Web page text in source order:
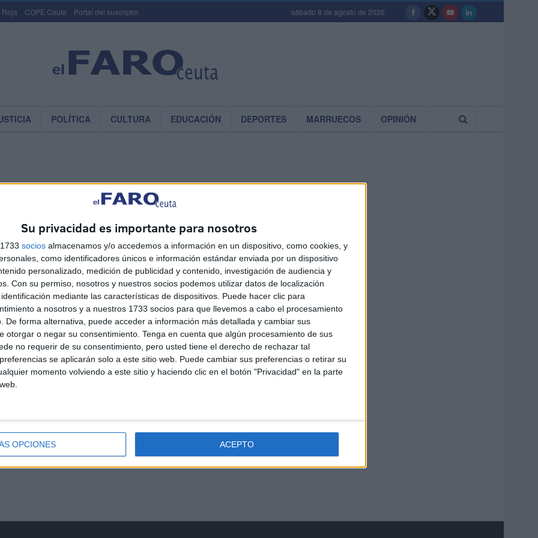
Su privacidad es importante para nosotros
socios almacenamos y/o accedemos a información en un dispositivo, como cookies, y
como identificadores únicos e información estándar enviada por un dispositivo
personalizado, medición de publicidad y contenido, investigación de audiencia y
Con su permiso, nosotros y nuestros socios podemos utilizar datos de localización
mediante las características de dispositivos. Puede hacer clic para
a nosotros y a nuestros 1733 socios para que llevemos a cabo el procesamiento
De forma alternativa, puede acceder a información más detallada y cambiar sus
otorgar o negar su consentimiento. Tenga en cuenta que algún procesamiento de sus
no requerir de su consentimiento, pero usted tiene el derecho de rechazar tal
se aplicarán solo a este sitio web. Puede cambiar sus preferencias o retirar su
momento volviendo a este sitio y haciendo clic en el botón "Privacidad" en la parte
OPCIONES ACEPTO
Roja COPE Ceuta Portal del suscriptor sábado 8 de agosto de 2026
POLÍTICA CULTURA EDUCACIÓN DEPORTES MARRUECOS OPINIÓN
de la Fortaleza del Hacho: un
de infancia convertido en símbolo
LESSEY 01/01/2023 0
navidades hace ya unos cuantos años Ceuta recibió una gran
Y es que a partir de entonces ...